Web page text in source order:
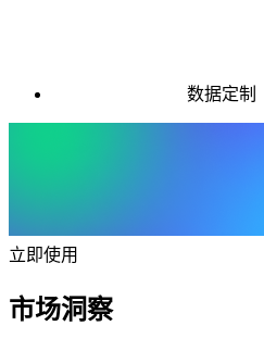
数据定制
立即使用
市场洞察